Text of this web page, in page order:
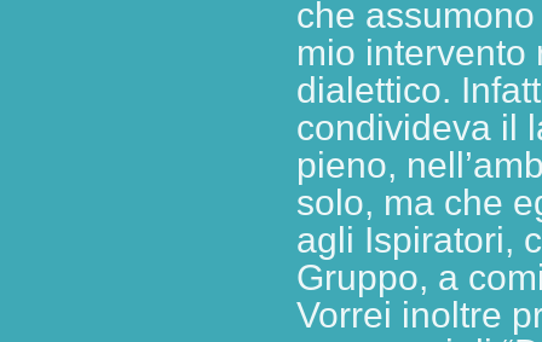
che
mio intervento
dialettico.
condivideva il
pieno,
solo, ma che
agli Ispiratori,
Gruppo, a
Vorrei inoltre